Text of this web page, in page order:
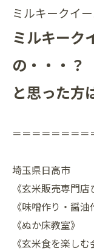
ミルキークイ
ミルキーク
の・・・？
と思った方
＝＝＝＝＝＝＝
埼玉県日高市
《玄米販売専門店
《味噌作り・醤油
《ぬか床教室》
《玄米食を楽しむ